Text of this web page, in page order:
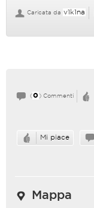
Caricata da v1k1na
( 0 ) Commenti
Mi piace
Mappa